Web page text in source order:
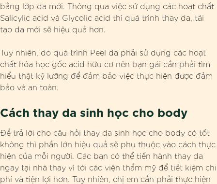
bằng lớp da mới. Thông qua việc sử dụng các hoạt chất
Salicylic acid và Glycolic acid thì quá trình thay da, tái
tạo da mới sẽ hiệu quả hơn.
Tuy nhiên, do quá trình Peel da phải sử dụng các hoạt
chất hóa học gốc acid hữu cơ nên bạn gái cần phải tìm
hiểu thật kỹ lưỡng để đảm bảo việc thực hiện được đảm
bảo và an toàn.
Cách thay da sinh học cho body
Để trả lời cho câu hỏi thay da sinh học cho body có tốt
không thì phần lớn hiệu quả sẽ phụ thuộc vào cách thực
hiện của mỗi người. Các bạn có thể tiến hành thay da
ngay tại nhà thay vì tới các viện thẩm mỹ để tiết kiệm chi
phí và tiện lợi hơn. Tuy nhiên, chị em cần phải thực hiện